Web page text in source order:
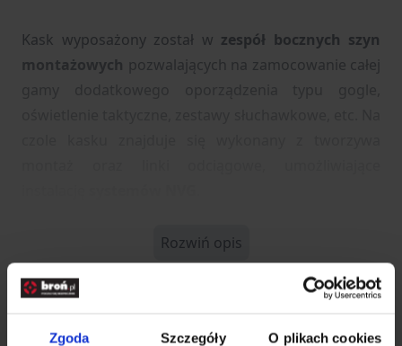
Zgoda Szczegóły O plikach cookies
Kask wyposażony został w zespół bocznych szyn
montażowych pozwalających na zamocowanie całej
Rozwiń opis